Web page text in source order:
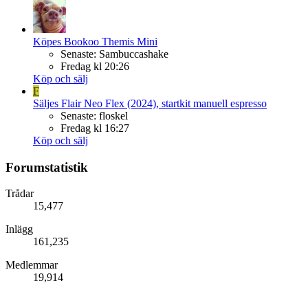
Köpes Bookoo Themis Mini
Senaste: Sambuccashake
Fredag kl 20:26
Köp och sälj
F
Säljes Flair Neo Flex (2024), startkit manuell espresso
Senaste: floskel
Fredag kl 16:27
Köp och sälj
Forumstatistik
Trådar
15,477
Inlägg
161,235
Medlemmar
19,914